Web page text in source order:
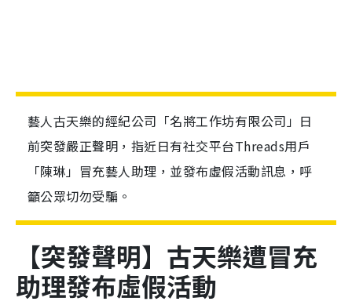
藝人古天樂的經紀公司「名將工作坊有限公司」日
前突發嚴正聲明，指近日有社交平台Threads用戶
「陳琳」冒充藝人助理，並發布虛假活動訊息，呼
籲公眾切勿受騙。
【突發聲明】古天樂遭冒充
助理發布虛假活動